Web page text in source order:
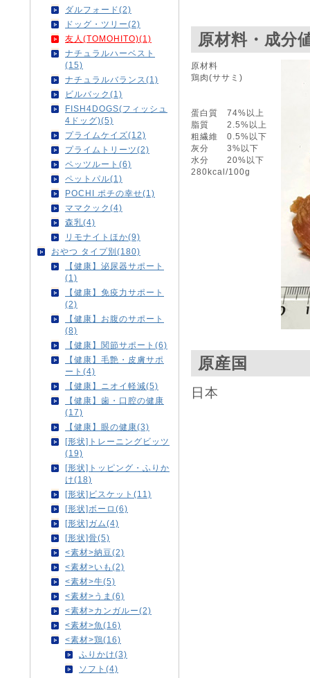
ダルフォード(2)
ドッグ・ツリー(2)
友人(TOMOHITO)(1)
ナチュラルハーベスト
(15)
ナチュラルバランス(1)
ビルバック(1)
FISH4DOGS(フィッシュ
4ドッグ)(5)
プライムケイズ(12)
プライムトリーツ(2)
ペッツルート(6)
ペットパル(1)
POCHI ポチの幸せ(1)
ママクック(4)
森乳(4)
リモナイトほか(9)
おやつ タイプ別(180)
【健康】泌尿器サポート
(1)
【健康】免疫力サポート
(2)
【健康】お腹のサポート
(8)
【健康】関節サポート(6)
【健康】毛艶・皮膚サポ
ート(4)
【健康】ニオイ軽減(5)
【健康】歯・口腔の健康
(17)
【健康】眼の健康(3)
[形状]トレーニングビッツ
(19)
[形状]トッピング・ふりか
け(18)
[形状]ビスケット(11)
[形状]ボーロ(6)
[形状]ガム(4)
[形状]骨(5)
<素材>納豆(2)
<素材>いも(2)
<素材>牛(5)
<素材>うま(6)
<素材>カンガルー(2)
<素材>魚(16)
<素材>鶏(16)
ふりかけ(3)
ソフト(4)
原材料・成分
原材料
鶏肉(ササミ)
蛋白質 74%以上
脂質 2.5%以上
粗繊維 0.5%以下
灰分 3%以下
水分 20%以下
280kcal/100g
原産国
日本